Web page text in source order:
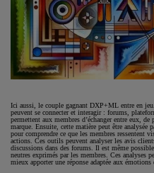
Ici aussi, le couple gagnant DXP+ML entre en
peuvent se connecter et interagir : forums,
permettent aux membres d’échanger entre eux,
marque. Ensuite, cette matière peut être
pour comprendre ce que les membres ressentent
actions. Ces outils peuvent analyser les avis
discussions dans des forums. Il est même
neutres exprimés par les membres. Ces analyses
mieux apporter une réponse adaptée aux